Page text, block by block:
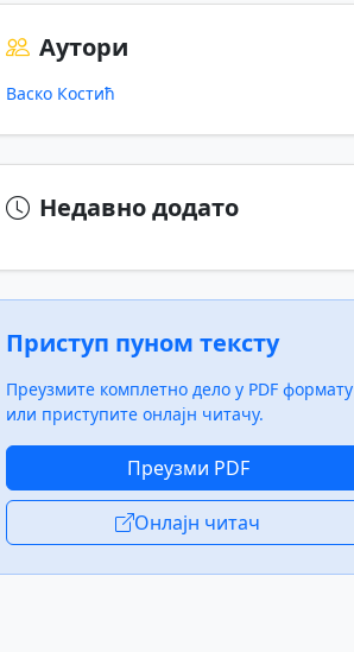
Аутори
Васко Костић
Недавно додато
Приступ пуном тексту
Преузмите комплетно дело у PDF формату
или приступите онлајн читачу.
Преузми PDF
Онлајн читач